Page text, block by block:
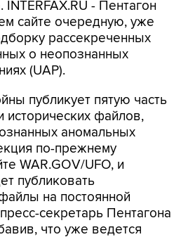
рассекреченных
о неопознанных
(UAP).
публикует пятую часть
аномальных
по-прежнему
WAR.GOV/UFO, и
публиковать
на постоянной
секретарь Пентагона
что уже ведется
подборкой.